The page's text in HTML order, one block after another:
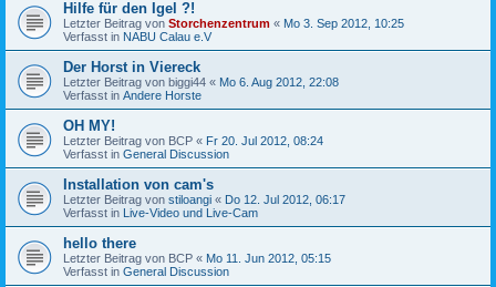
Hilfe für den Igel ?!
Letzter Beitrag von Storchenzentrum « Mo 3. Sep 2012, 10:25
Verfasst in NABU Calau e.V
Der Horst in Viereck
Letzter Beitrag von biggi44 « Mo 6. Aug 2012, 22:08
Verfasst in Andere Horste
OH MY!
Letzter Beitrag von BCP « Fr 20. Jul 2012, 08:24
Verfasst in General Discussion
Installation von cam's
Letzter Beitrag von stiloangi « Do 12. Jul 2012, 06:17
Verfasst in Live-Video und Live-Cam
hello there
Letzter Beitrag von BCP « Mo 11. Jun 2012, 05:15
Verfasst in General Discussion